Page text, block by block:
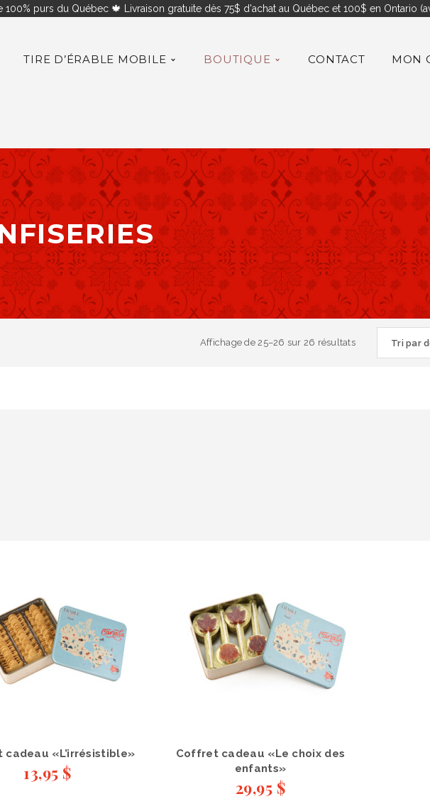
100% purs du Québec 🍁 Livraison gratuite dès 75$ d'achat au Québec et 100$ en Ontario
TIRE D’ÉRABLE MOBILE BOUTIQUE CONTACT MON
Affichage de 25–26 sur 26 résultats
cadeau «L’irrésistible»
13,95 $
Coffret cadeau «Le choix des
enfants»
29,95 $